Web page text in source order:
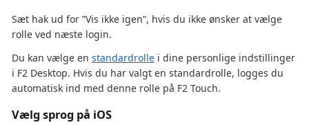
Sæt hak ud for ”Vis ikke igen”, hvis du ikke ønsker at vælge
rolle ved næste login.
Du kan vælge en standardrolle i dine personlige indstillinger
i F2 Desktop. Hvis du har valgt en standardrolle, logges du
automatisk ind med denne rolle på F2 Touch.
Vælg sprog på iOS